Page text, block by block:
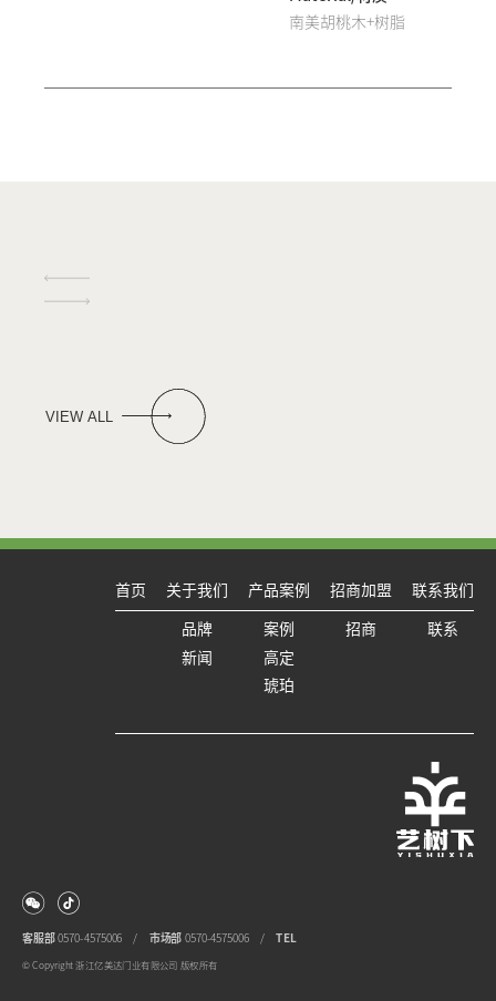
南美胡桃木+树脂
首页 关于我们
品牌
新闻
产品案例
案例
高定
琥珀
招商加盟
招商
联系我们
联系
© Copyright 浙江亿美达门业有限公司 版权所有
客服部0570-4575006 / 市场部 0570-4575006 /TEL